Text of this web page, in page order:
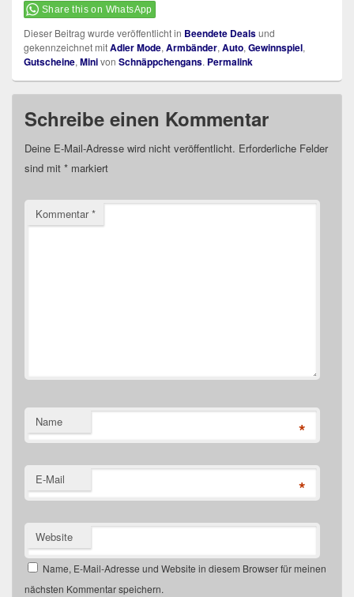
Share this on WhatsApp
Dieser Beitrag wurde veröffentlicht in Beendete Dealsund
gekennzeichnet mitAdler Mode,Armbänder,Auto,Gewinnspiel,
Gutscheine,Minivon Schnäppchengans. Permalink
Schreibe einen Kommentar
Deine E-Mail-Adresse wird nicht veröffentlicht. Erforderliche Felder
sind mit * markiert
Kommentar*
Name *
E-Mail *
Website
Name, E-Mail-Adresse und Website in diesem Browser für meinen
nächsten Kommentar speichern.